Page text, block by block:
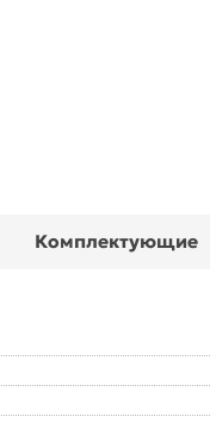
Комплектующие